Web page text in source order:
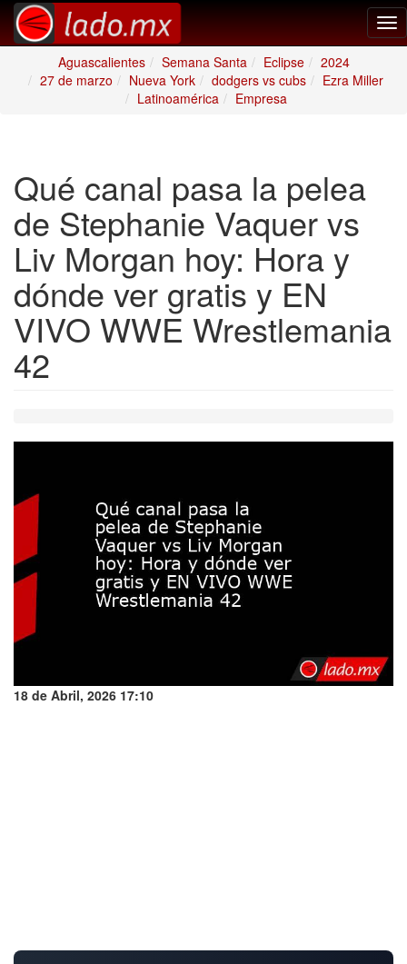
Aguascalientes
Semana Santa Eclipse
2024
27 de marzo
Nueva York dodgers vs cubs
Ezra Miller
Latinoamérica
Empresa
Qué canal pasa la pelea
de Stephanie Vaquer vs
Liv Morgan hoy: Hora y
dónde ver gratis y EN
VIVO WWE Wrestlemania
42
18 de Abril, 2026 17:10